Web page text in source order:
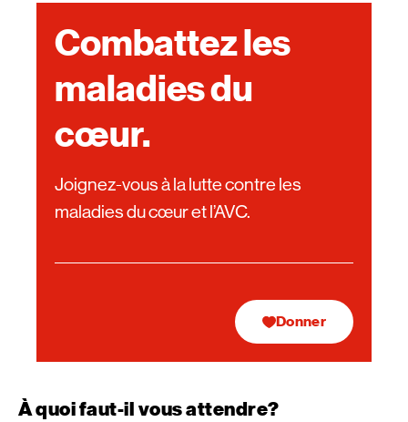
Combattez les
maladies du
cœur.
Joignez-vous à la lutte contre les
maladies du cœur et l’AVC.
Donner
À quoi faut-il vous attendre?